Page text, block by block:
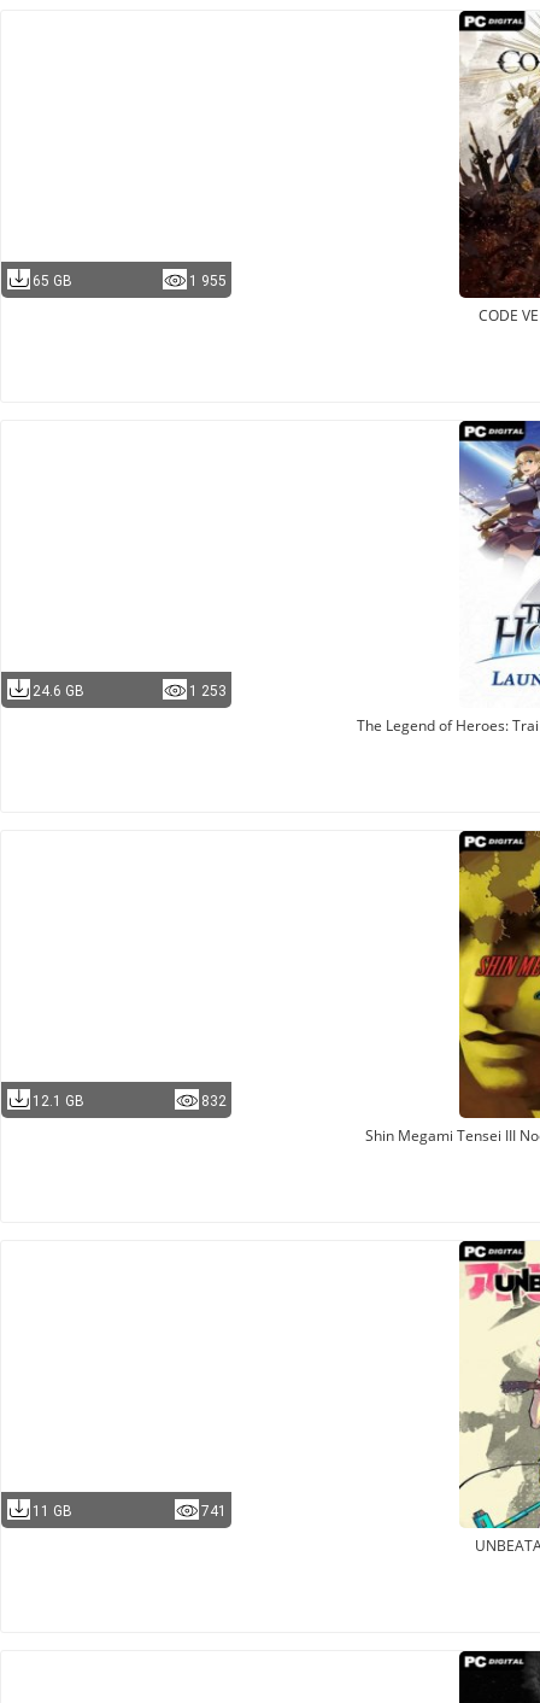
65 GB 1 955
CODE
24.6 GB 1 253
The Legend of Heroes:
12.1 GB 832
Shin Megami Tensei III
11 GB 741